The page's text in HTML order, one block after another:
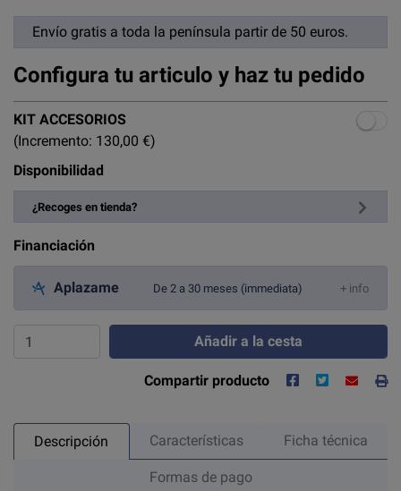
Envío gratis a toda la península partir de 50 euros.
Configura tu articulo y haz tu pedido
KIT ACCESORIOS
(Incremento: 130,00 €)
Disponibilidad
¿Recoges en tienda?
Financiación
Aplazame De 2 a 30 meses (immediata) + info
Añadir a la cesta
Compartir producto
Descripción Características Ficha técnica
Formas de pago